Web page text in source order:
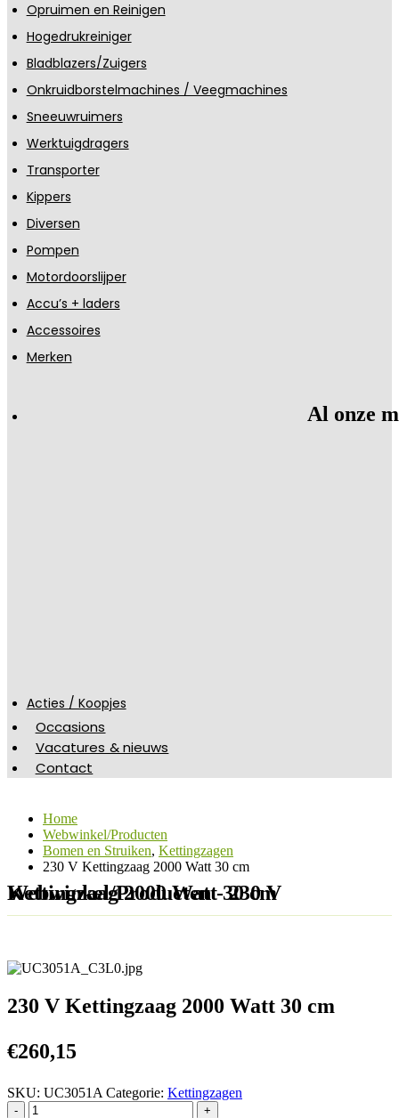
Opruimen en Reinigen
Hogedrukreiniger
Bladblazers/Zuigers
Onkruidborstelmachines / Veegmachines
Sneeuwruimers
Werktuigdragers
Transporter
Kippers
Diversen
Pompen
Motordoorslijper
Accu’s + laders
Accessoires
Merken
Al onze
Acties / Koopjes
Occasions
Vacatures & nieuws
Contact
Home
Webwinkel/Producten
Bomen en Struiken, Kettingzagen
230 V Kettingzaag 2000 Watt 30 cm
Webwinkel/Producten - 230 V Kettingzaag 2000 Watt 30 cm
230 V Kettingzaag 2000 Watt 30 cm
€260,15
SKU: UC3051A Categorie: Kettingzagen
- +